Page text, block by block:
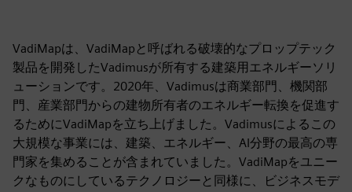
VadiMapは、VadiMapと呼ばれる破壊的なプロップテック
製品を開発したVadimusが所有する建築用エネルギーソリ
ューションです。2020年、Vadimusは商業部門、機関部
門、産業部門からの建物所有者のエネルギー転換を促進す
るためにVadiMapを立ち上げました。Vadimusによるこの
大規模な事業には、建築、エネルギー、AI分野の最高の専
門家を集めることが含まれていました。VadiMapをユニー
クなものにしているテクノロジーと同様に、ビジネスモデ